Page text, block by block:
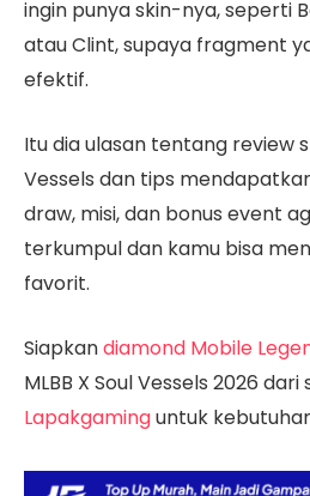
ingin punya skin-nya, seperti
atau Clint, supaya fragment
efektif.
Itu dia ulasan tentang review
Vessels dan tips
draw, misi, dan bonus event
terkumpul dan kamu bisa
favorit.
Siapkandiamond Mobile
MLBB X Soul Vessels 2026
Lapakgaminguntuk